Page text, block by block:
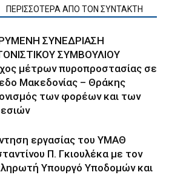
ΠΕΡΙΣΣΟΤΕΡΑ ΑΠΟ ΤΟΝ ΣΥΝΤΑΚΤΗ
ΣΥΝΕΔΡΙΑΣΗ
ΣΥΜΒΟΥΛΙΟΥ
μέτρων πυροπροστασίας σε
Μακεδονίας – Θράκης
των φορέων και των
εργασίας του ΥΜΑΘ
Π. Γκιουλέκα με τον
Υπουργό Υποδομών και